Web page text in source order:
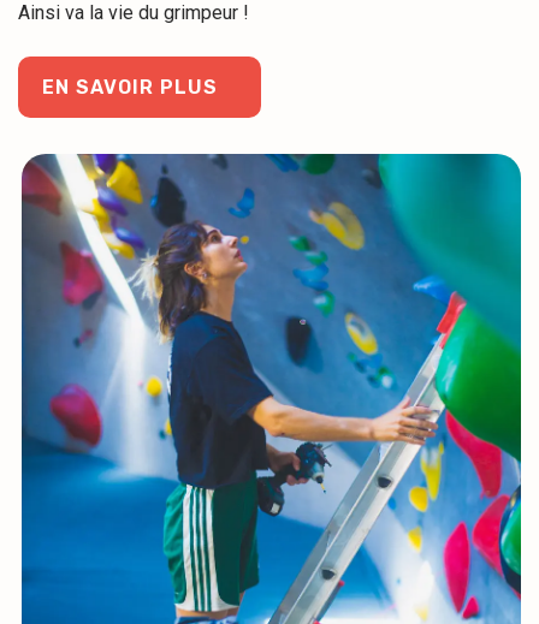
Ainsi va la vie du grimpeur !
EN SAVOIR PLUS